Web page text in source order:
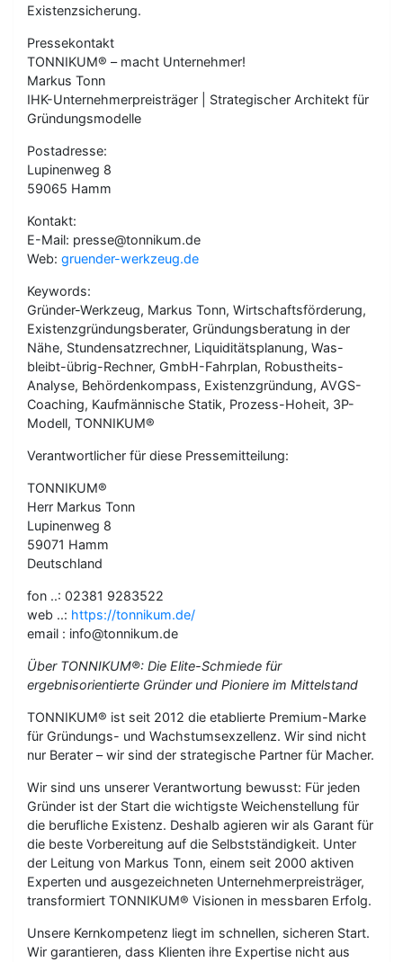
Existenzsicherung.
Pressekontakt
TONNIKUM® – macht Unternehmer!
Markus Tonn
IHK-Unternehmerpreisträger | Strategischer Architekt für
Gründungsmodelle
Postadresse:
Lupinenweg 8
59065 Hamm
Kontakt:
E-Mail: presse@tonnikum.de
Web: gruender-werkzeug.de
Keywords:
Gründer-Werkzeug, Markus Tonn, Wirtschaftsförderung,
Existenzgründungsberater, Gründungsberatung in der
Nähe, Stundensatzrechner, Liquiditätsplanung, Was-
bleibt-übrig-Rechner, GmbH-Fahrplan, Robustheits-
Analyse, Behördenkompass, Existenzgründung, AVGS-
Coaching, Kaufmännische Statik, Prozess-Hoheit, 3P-
Modell, TONNIKUM®
Verantwortlicher für diese Pressemitteilung:
TONNIKUM®
Herr Markus Tonn
Lupinenweg 8
59071 Hamm
Deutschland
fon ..: 02381 9283522
web ..: https://tonnikum.de/
email : info@tonnikum.de
Über TONNIKUM®: Die Elite-Schmiede für
ergebnisorientierte Gründer und Pioniere im Mittelstand
TONNIKUM® ist seit 2012 die etablierte Premium-Marke
für Gründungs- und Wachstumsexzellenz. Wir sind nicht
nur Berater – wir sind der strategische Partner für Macher.
Wir sind uns unserer Verantwortung bewusst: Für jeden
Gründer ist der Start die wichtigste Weichenstellung für
die berufliche Existenz. Deshalb agieren wir als Garant für
die beste Vorbereitung auf die Selbstständigkeit. Unter
der Leitung von Markus Tonn, einem seit 2000 aktiven
Experten und ausgezeichneten Unternehmerpreisträger,
transformiert TONNIKUM® Visionen in messbaren Erfolg.
Unsere Kernkompetenz liegt im schnellen, sicheren Start.
Wir garantieren, dass Klienten ihre Expertise nicht aus